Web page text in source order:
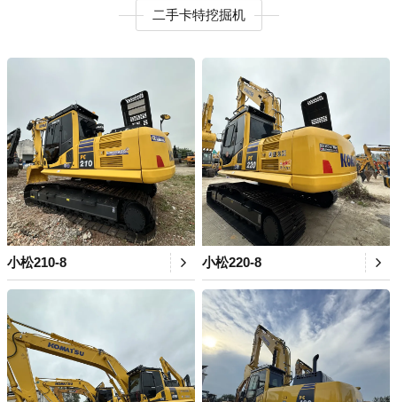
二手卡特挖掘机
小松210-8 小松220-8